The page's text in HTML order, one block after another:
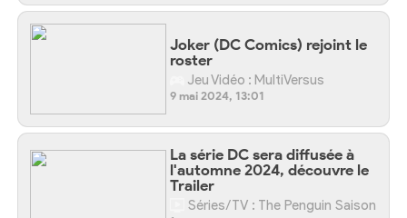
Joker (DC Comics) rejoint le
roster
Jeu Vidéo : MultiVersus
9 mai 2024, 13:01
La série DC sera diffusée à
l'automne 2024, découvre le
Trailer
Séries/TV : The Penguin Saison